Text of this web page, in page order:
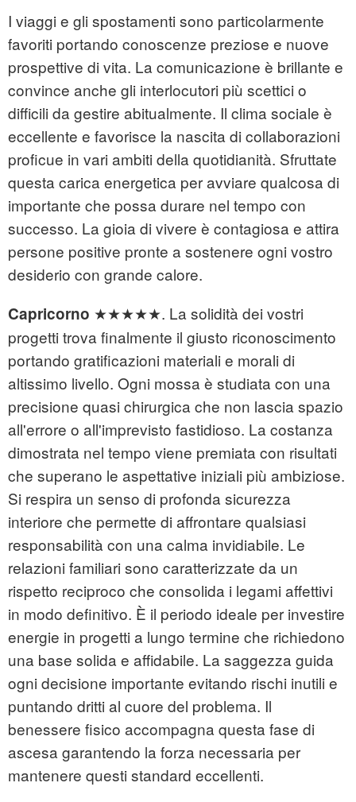
I viaggi e gli spostamenti sono particolarmente
favoriti portando conoscenze preziose e nuove
prospettive di vita. La comunicazione è brillante e
convince anche gli interlocutori più scettici o
difficili da gestire abitualmente. Il clima sociale è
eccellente e favorisce la nascita di collaborazioni
proficue in vari ambiti della quotidianità. Sfruttate
questa carica energetica per avviare qualcosa di
importante che possa durare nel tempo con
successo. La gioia di vivere è contagiosa e attira
persone positive pronte a sostenere ogni vostro
desiderio con grande calore.
Capricorno ★★★★★. La solidità dei vostri
progetti trova finalmente il giusto riconoscimento
portando gratificazioni materiali e morali di
altissimo livello. Ogni mossa è studiata con una
precisione quasi chirurgica che non lascia spazio
all'errore o all'imprevisto fastidioso. La costanza
dimostrata nel tempo viene premiata con risultati
che superano le aspettative iniziali più ambiziose.
Si respira un senso di profonda sicurezza
interiore che permette di affrontare qualsiasi
responsabilità con una calma invidiabile. Le
relazioni familiari sono caratterizzate da un
rispetto reciproco che consolida i legami affettivi
in modo definitivo. È il periodo ideale per investire
energie in progetti a lungo termine che richiedono
una base solida e affidabile. La saggezza guida
ogni decisione importante evitando rischi inutili e
puntando dritti al cuore del problema. Il
benessere fisico accompagna questa fase di
ascesa garantendo la forza necessaria per
mantenere questi standard eccellenti.